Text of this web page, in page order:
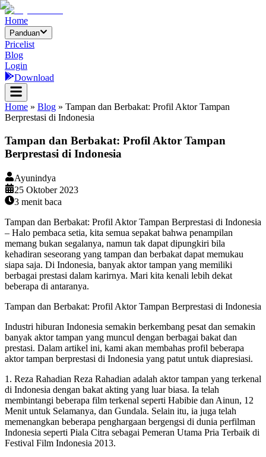
Home
Panduan
Pricelist
Blog
Login
Download
Home » Blog » Tampan dan Berbakat: Profil Aktor Tampan
Berprestasi di Indonesia
Tampan dan Berbakat: Profil Aktor Tampan
Berprestasi di Indonesia
Ayunindya
25 Oktober 2023
3 menit baca
Tampan dan Berbakat: Profil Aktor Tampan Berprestasi di Indonesia
– Halo pembaca setia, kita semua sepakat bahwa penampilan
memang bukan segalanya, namun tak dapat dipungkiri bila
kehadiran seseorang yang tampan dan berbakat dapat memukau
siapa saja. Di Indonesia, banyak aktor tampan yang memiliki
berbagai prestasi dalam karirnya. Mari kita kenali lebih dekat
beberapa di antaranya.
Tampan dan Berbakat: Profil Aktor Tampan Berprestasi di Indonesia
Industri hiburan Indonesia semakin berkembang pesat dan semakin
banyak aktor tampan yang muncul dengan berbagai bakat dan
prestasi. Dalam artikel ini, kami akan membahas profil beberapa
aktor tampan berprestasi di Indonesia yang patut untuk diapresiasi.
1. Reza Rahadian Reza Rahadian adalah aktor tampan yang terkenal
di Indonesia dengan bakat akting yang luar biasa. Ia telah
membintangi beberapa film terkenal seperti Habibie dan Ainun, 12
Menit untuk Selamanya, dan Gundala. Selain itu, ia juga telah
memenangkan beberapa penghargaan bergengsi di dunia perfilman
Indonesia seperti Piala Citra sebagai Pemeran Utama Pria Terbaik di
Festival Film Indonesia 2013.